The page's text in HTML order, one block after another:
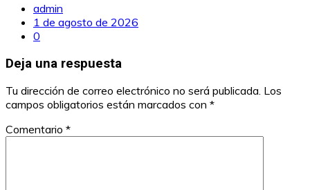
admin
1 de agosto de 2026
0
Deja una respuesta
Tu dirección de correo electrónico no será publicada. Los
campos obligatorios están marcados con *
Comentario *